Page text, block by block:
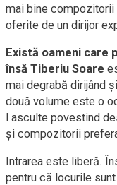
mai bine compozitorii
oferite de un dirijor
Există oameni care
însă Tiberiu Soare
mai degrabă dirijând
două volume este o
l asculte povestind
și compozitorii
Intrarea este liberă.
pentru că locurile